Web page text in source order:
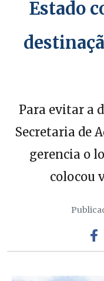
Estado
Para evitar a
Secretaria de
gerencia o
colocou